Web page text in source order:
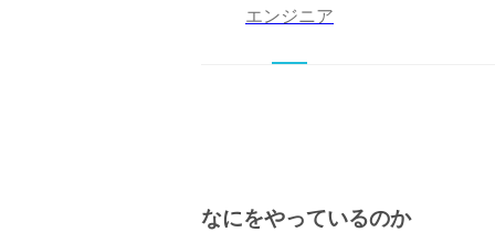
エンジニア
なにをやっているのか